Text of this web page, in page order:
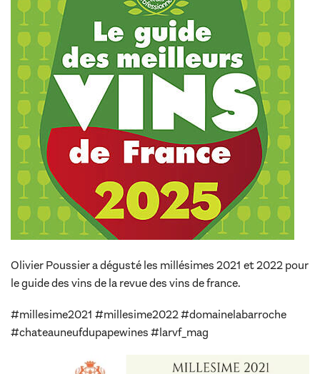
Olivier Poussier a dégusté les millésimes 2021 et 2022 pour
le guide des vins de la revue des vins de france.
#millesime2021 #millesime2022 #domainelabarroche
#chateauneufdupapewines #larvf_mag